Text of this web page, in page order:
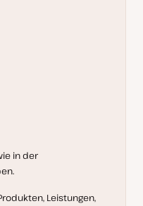
in der
Leistungen,